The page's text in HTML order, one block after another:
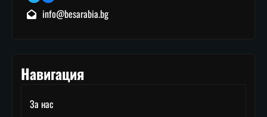
info@besarabia.bg
Навигация
За нас